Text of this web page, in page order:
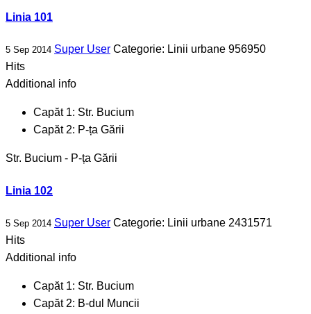
Linia 101
5 Sep 2014 Super User Categorie: Linii urbane 956950
Hits
Additional info
Capăt 1: Str. Bucium
Capăt 2: P-ța Gării
Str. Bucium - P-ța Gării
Linia 102
5 Sep 2014 Super User Categorie: Linii urbane 2431571
Hits
Additional info
Capăt 1: Str. Bucium
Capăt 2: B-dul Muncii